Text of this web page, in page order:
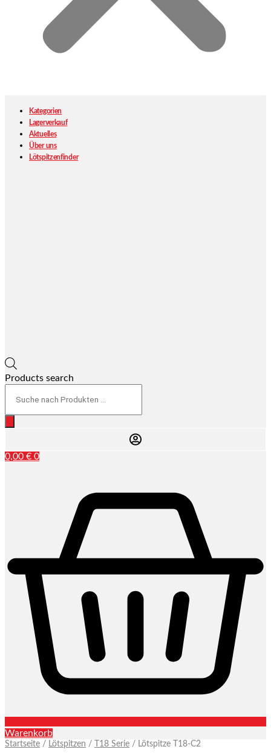
Kategorien
Lagerverkauf
Aktuelles
Über uns
Lötspitzenfinder
Products search
0,00 € 0
Warenkorb
Startseite / Lötspitzen / T18 Serie / Lötspitze T18-C2